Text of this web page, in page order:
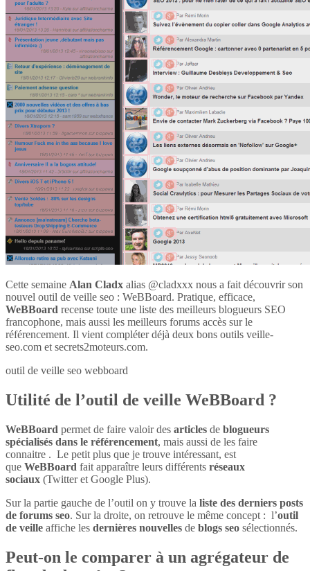
Cette semaine Alan Cladx alias @cladxxx nous a fait découvrir son
nouvel outil de veille seo : WeBBoard. Pratique, efficace,
WeBBoard recense toute une liste des meilleurs blogueurs SEO
francophone, mais aussi les meilleurs forums accès sur le
référencement. Il vient compléter déjà deux bons outils veille-
seo.com et secrets2moteurs.com.
outil de veille seo webboard
Utilité de l’outil de veille WeBBoard ?
WeBBoard permet de faire valoir des articles de blogueurs
spécialisés dans le référencement, mais aussi de les faire
connaitre . Le petit plus que je trouve intéressant, est
que WeBBoard fait apparaître leurs différents réseaux
sociaux (Twitter et Google Plus).
Sur la partie gauche de l’outil on y trouve la liste des derniers posts
de forums seo. Sur la droite, on retrouve le même concept : l’outil
de veille affiche les dernières nouvelles de blogs seo sélectionnés.
Peut-on le comparer à un agrégateur de